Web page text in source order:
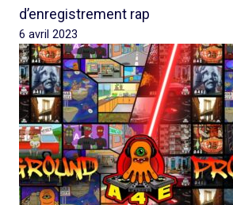
d’enregistrement rap
6 avril 2023